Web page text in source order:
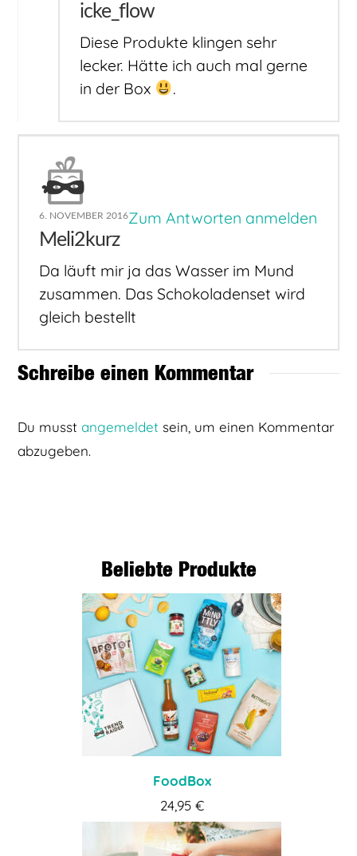
icke_flow
Diese Produkte klingen sehr
lecker. Hätte ich auch mal gerne
in der Box
.
6. NOVEMBER 2016Zum Antworten anmelden
Meli2kurz
Da läuft mir ja das Wasser im Mund
zusammen. Das Schokoladenset wird
gleich bestellt
Schreibe einen Kommentar
Du musstangemeldet sein, um einen Kommentar
abzugeben.
Beliebte Produkte
FoodBox
24,95 €